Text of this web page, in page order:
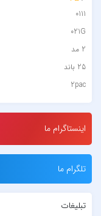
0111
021G
2 مد
25 باند
2pac
ABEGI
Afra
Ahmadreza Habibiyan
اینستاگرام ما
تلگرام ما
تبلیغات